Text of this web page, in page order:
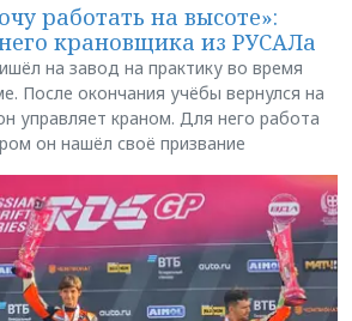
работать на высоте»:
крановщика из РУСАЛа
на завод на практику во время
После окончания учёбы вернулся на
управляет краном. Для него работа
он нашёл своё призвание